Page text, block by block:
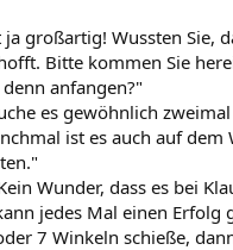
großartig! Wussten Sie,
Bitte kommen Sie
anfangen?"
es gewöhnlich
ist es auch auf
Wunder, dass es bei
jedes Mal einen
7 Winkeln schieße,